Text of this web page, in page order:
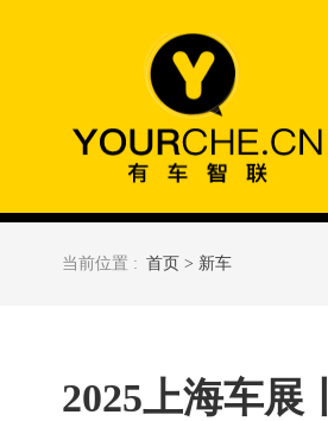
当前位置 : 首页 > 新车
2025上海车展